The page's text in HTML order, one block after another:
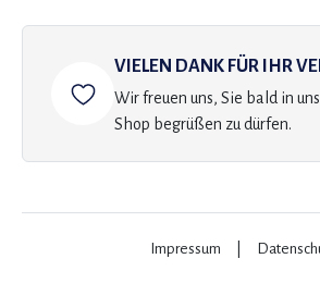
VIELEN DANK FÜR IHR
Wir freuen uns, Sie bald in
Shop begrüßen zu dürfen.
Impressum